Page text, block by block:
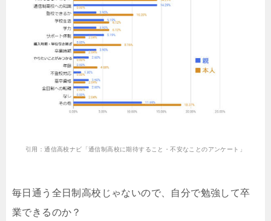
引用：通信高校ナビ「通信制高校に期待すること・不安なことのアンケート」
毎日通う全日制高校じゃないので、自分で勉強して卒
業できるのか？